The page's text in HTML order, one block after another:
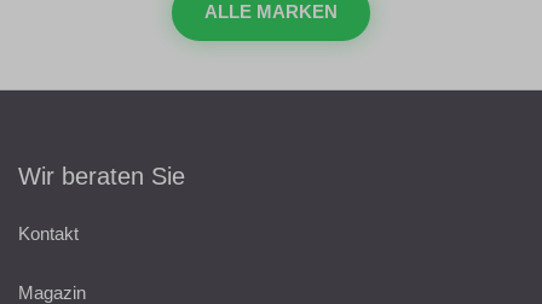
ALLE MARKEN
Wir beraten Sie
Kontakt
Magazin